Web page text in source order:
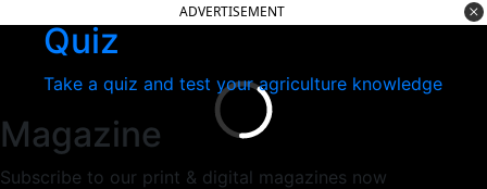
Quiz
Take a quiz and test your agriculture knowledge
Magazine
Subscribe to our print & digital magazines now
ADVERTISEMENT